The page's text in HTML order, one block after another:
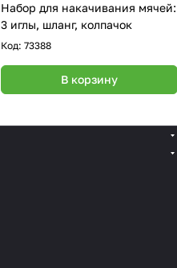
Набор для накачивания мячей:
3 иглы, шланг, колпачок
Код: 73388
В корзину